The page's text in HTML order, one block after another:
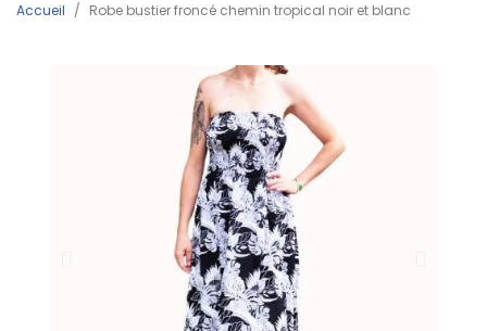
Accueil Robe bustier froncé chemin tropical noir et blanc